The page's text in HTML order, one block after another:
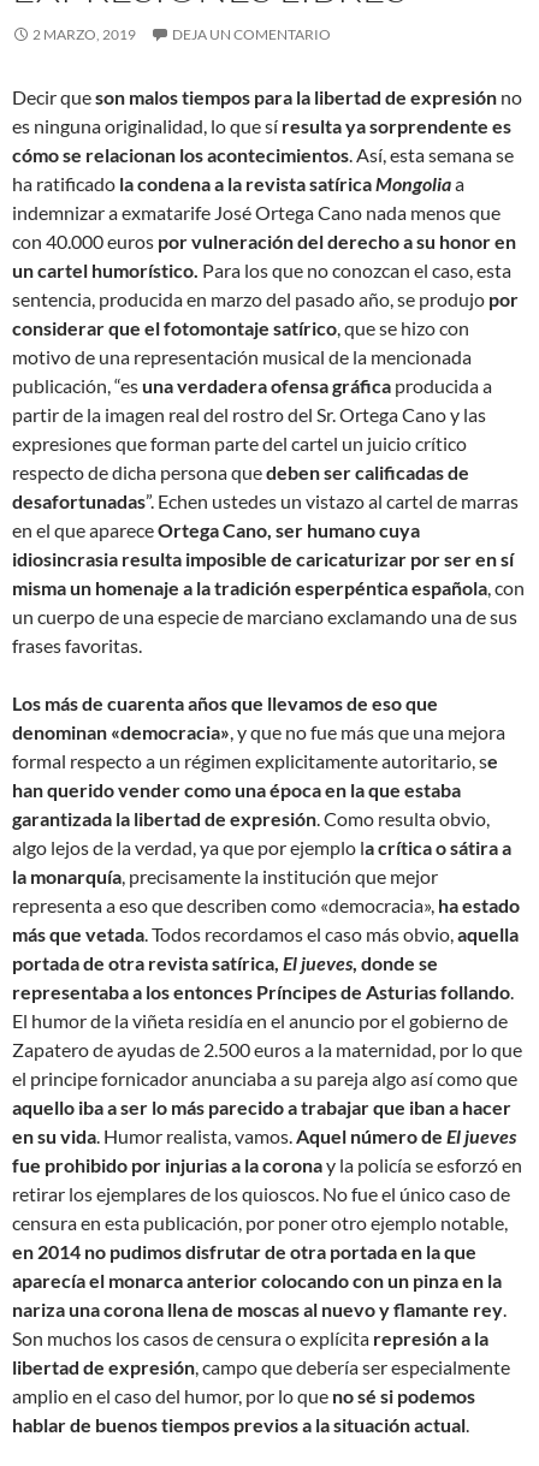
2 MARZO, 2019 DEJA UN COMENTARIO
Decir queson malos tiempos para la libertad de expresión no
es ninguna originalidad, lo que sí resulta ya sorprendente es
cómo se relacionan los acontecimientos. Así, esta semana se
ha ratificado la condena a la revista satíricaMongoliaa
indemnizar a exmatarife José Ortega Cano nada menos que
con 40.000 euros por vulneración del derecho a su honor en
un cartel humorístico. Para los que no conozcan el caso, esta
sentencia, producida en marzo del pasado año, se produjo por
considerar que el fotomontaje satírico, que se hizo con
motivo de una representación musical de la mencionada
publicación, “esuna verdadera ofensa gráfica producida a
partir de la imagen real del rostro del Sr. Ortega Cano y las
expresiones que forman parte del cartel un juicio crítico
respecto de dicha persona quedeben ser calificadas de
desafortunadas”. Echen ustedes un vistazo al cartel de marras
en el que apareceOrtega Cano, ser humano cuya
idiosincrasia resulta imposible de caricaturizar por ser en sí
misma un homenaje a la tradición esperpéntica española, con
un cuerpo de una especie de marciano exclamando una de sus
frases favoritas.
Los más de cuarenta años que llevamos de eso que
denominan «democracia», y que no fue más que una mejora
formal respecto a un régimen explicitamente autoritario, se
han querido vender como una época en la que estaba
garantizada la libertad de expresión. Como resulta obvio,
algo lejos de la verdad, ya que por ejemplo la crítica o sátira a
la monarquía, precisamente la institución que mejor
representa a eso que describen como «democracia», ha estado
más que vetada. Todos recordamos el caso más obvio,aquella
portada de otra revista satírica, El jueves, donde se
representaba a los entonces Príncipes de Asturias follando.
El humor de la viñeta residía en el anuncio por el gobierno de
Zapatero de ayudas de 2.500 euros a la maternidad, por lo que
el principe fornicador anunciaba a su pareja algo así como que
aquello iba a ser lo más parecido a trabajar que iban a hacer
en su vida. Humor realista, vamos.Aquel número de El jueves
fue prohibido por injurias a la coronay la policía se esforzó en
retirar los ejemplares de los quioscos. No fue el único caso de
censura en esta publicación, por poner otro ejemplo notable,
en 2014 no pudimos disfrutar de otra portada en la que
aparecía el monarca anterior colocando con un pinza en la
nariza una corona llena de moscas al nuevo y flamante rey.
Son muchos los casos de censura o explícita represión a la
libertad de expresión, campo que debería ser especialmente
amplio en el caso del humor, por lo que no sé si podemos
hablar de buenos tiempos previos a la situación actual.